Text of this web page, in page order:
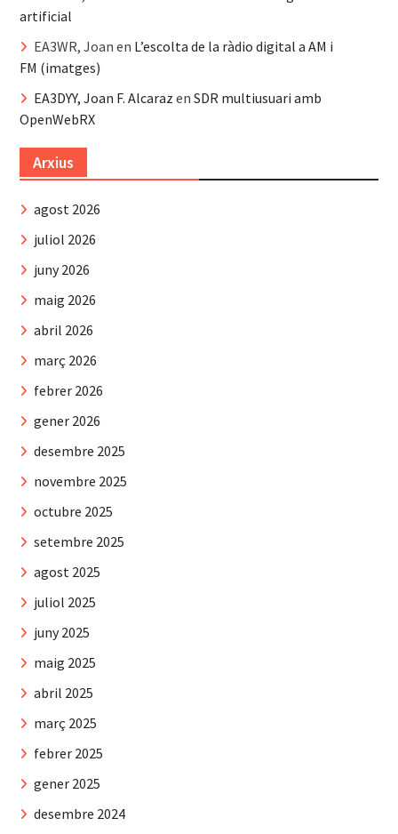
artificial
EA3WR, Joan en L’escolta de la ràdio digital a AM i
FM (imatges)
EA3DYY, Joan F. Alcaraz en SDR multiusuari amb
OpenWebRX
Arxius
agost 2026
juliol 2026
juny 2026
maig 2026
abril 2026
març 2026
febrer 2026
gener 2026
desembre 2025
novembre 2025
octubre 2025
setembre 2025
agost 2025
juliol 2025
juny 2025
maig 2025
abril 2025
març 2025
febrer 2025
gener 2025
desembre 2024